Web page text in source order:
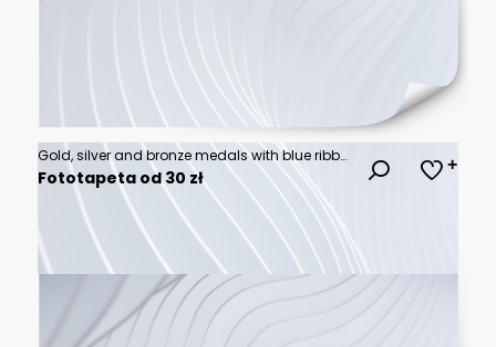
Gold, silver and bronze medals with blue ribbon flat vector icons for sports apps and websites
Fototapeta od 30 zł